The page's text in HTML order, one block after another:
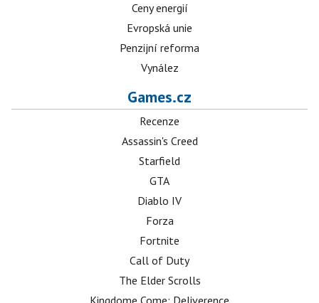
Ceny energií
Evropská unie
Penzijní reforma
Vynález
Games.cz
Recenze
Assassin's Creed
Starfield
GTA
Diablo IV
Forza
Fortnite
Call of Duty
The Elder Scrolls
Kingdome Come: Deliverence